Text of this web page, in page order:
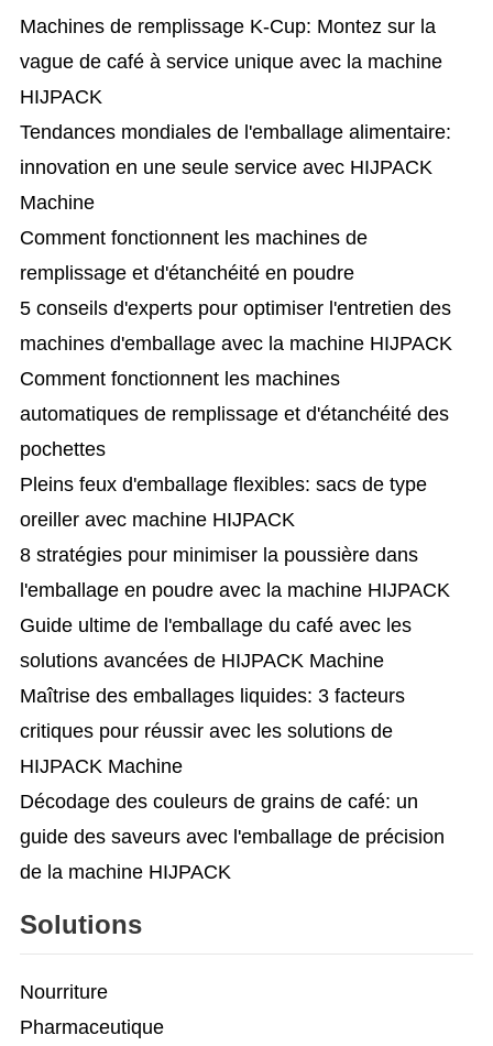
Machines de remplissage K-Cup: Montez sur la
vague de café à service unique avec la machine
HIJPACK
Tendances mondiales de l'emballage alimentaire:
innovation en une seule service avec HIJPACK
Machine
Comment fonctionnent les machines de
remplissage et d'étanchéité en poudre
5 conseils d'experts pour optimiser l'entretien des
machines d'emballage avec la machine HIJPACK
Comment fonctionnent les machines
automatiques de remplissage et d'étanchéité des
pochettes
Pleins feux d'emballage flexibles: sacs de type
oreiller avec machine HIJPACK
8 stratégies pour minimiser la poussière dans
l'emballage en poudre avec la machine HIJPACK
Guide ultime de l'emballage du café avec les
solutions avancées de HIJPACK Machine
Maîtrise des emballages liquides: 3 facteurs
critiques pour réussir avec les solutions de
HIJPACK Machine
Décodage des couleurs de grains de café: un
guide des saveurs avec l'emballage de précision
de la machine HIJPACK
Solutions
Nourriture
Pharmaceutique